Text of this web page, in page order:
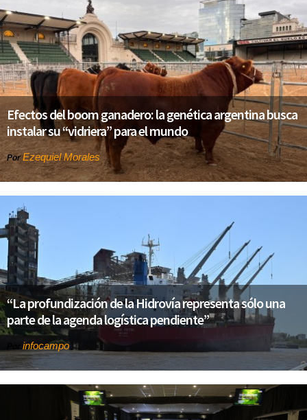
Efectos del boom ganadero: la genética argentina busca
instalar su “vidriera” para el mundo
PorEzequiel Morales
“La profundización de la Hidrovía representa sólo una
parte de la agenda logística pendiente”
infocampo